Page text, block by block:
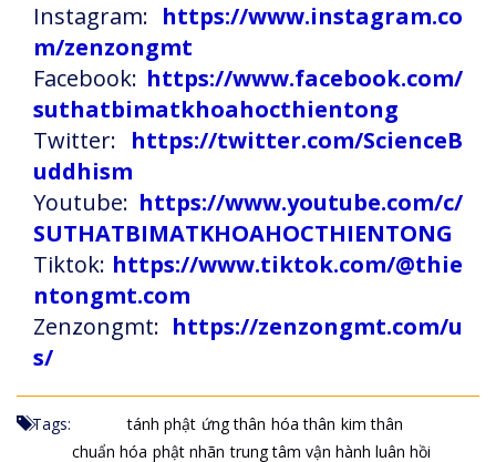
Instagram: https://www.instagram.co
m/zenzongmt
Facebook: https://www.facebook.com/
suthatbimatkhoahocthientong
Twitter: https://twitter.com/ScienceB
uddhism
Youtube: https://www.youtube.com/c/
SUTHATBIMATKHOAHOCTHIENTONG
Tiktok: https://www.tiktok.com/@thie
ntongmt.com
Zenzongmt: https://zenzongmt.com/u
s/
Tags: tánh phật ứng thân hóa thân kim thân
chuẩn hóa phật nhãn trung tâm vận hành luân hồi